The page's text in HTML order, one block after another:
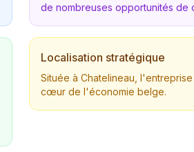
de nombreuses opportunités de
Localisation stratégique
Située à Chatelineau,
cœur de l'économie belge.